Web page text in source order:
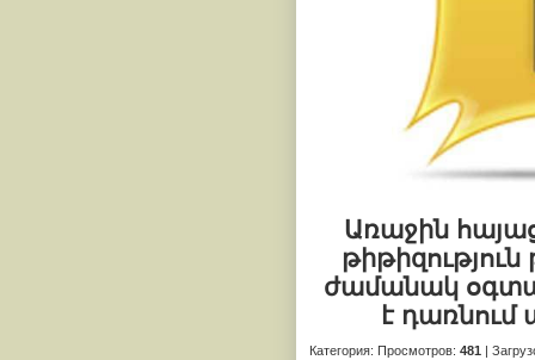
Առաջին
ժամանակ
է դառնում
Категория: Просмотров: 481 |